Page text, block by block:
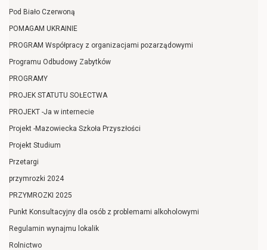
Pod Biało Czerwoną
POMAGAM UKRAINIE
PROGRAM Współpracy z organizacjami pozarządowymi
Programu Odbudowy Zabytków
PROGRAMY
PROJEK STATUTU SOŁECTWA
PROJEKT -Ja w internecie
Projekt -Mazowiecka Szkoła Przyszłości
Projekt Studium
Przetargi
przymrozki 2024
PRZYMROZKI 2025
Punkt Konsultacyjny dla osób z problemami alkoholowymi
Regulamin wynajmu lokalik
Rolnictwo